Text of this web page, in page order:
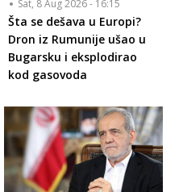
Sat, 8 Aug 2026 - 16:15
Šta se dešava u Europi?
Dron iz Rumunije ušao u
Bugarsku i eksplodirao
kod gasovoda